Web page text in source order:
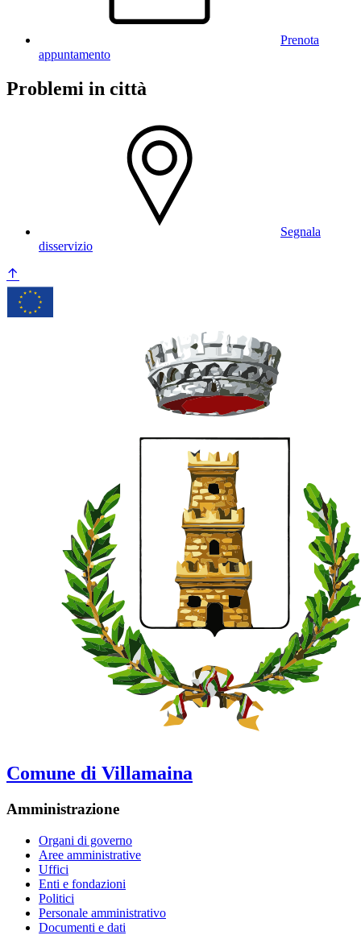
Prenota
appuntamento
Problemi in città
Segnala
disservizio
Comune di Villamaina
Amministrazione
Organi di governo
Aree amministrative
Uffici
Enti e fondazioni
Politici
Personale amministrativo
Documenti e dati